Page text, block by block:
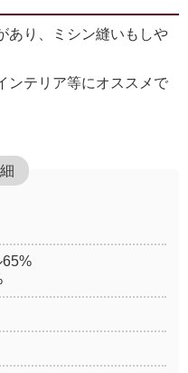
あり、ミシン縫いもしや
ンテリア等にオススメで